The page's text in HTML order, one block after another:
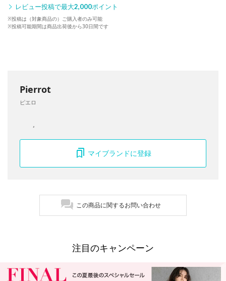
レビュー投稿で最大2,000ポイント
※投稿は（対象商品の）ご購入者のみ可能
※投稿可能期間は商品出荷後から30日間です
Pierrot
ピエロ
マイブランドに登録
この商品に関するお問い合わせ
注目のキャンペーン